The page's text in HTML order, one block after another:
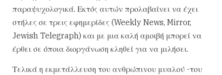
παραψυχολογικά. Εκτός αυτών προλαβαίνει να έχει
στήλες σε τρεις εφημερίδες (Weekly News, Mirror,
Jewish Telegraph) και με μια καλή αμοιβή μπορεί να
έρθει σε όποια διοργάνωση κληθεί για να μιλήσει.
Τελικά η εκμετάλλευση του ανθρώπινου μυαλού -του